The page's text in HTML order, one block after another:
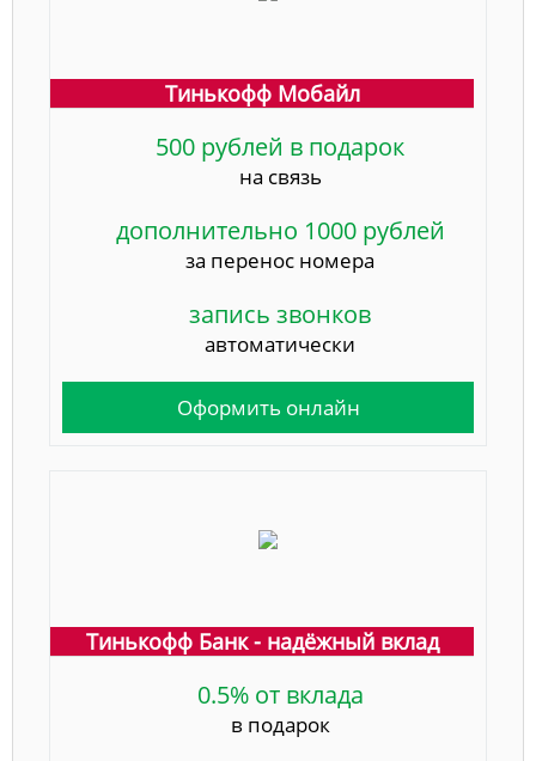
Тинькофф Мобайл
500 рублей в подарок
на связь
дополнительно 1000 рублей
за перенос номера
запись звонков
автоматически
Оформить онлайн
Тинькофф Банк - надёжный вклад
0.5% от вклада
в подарок